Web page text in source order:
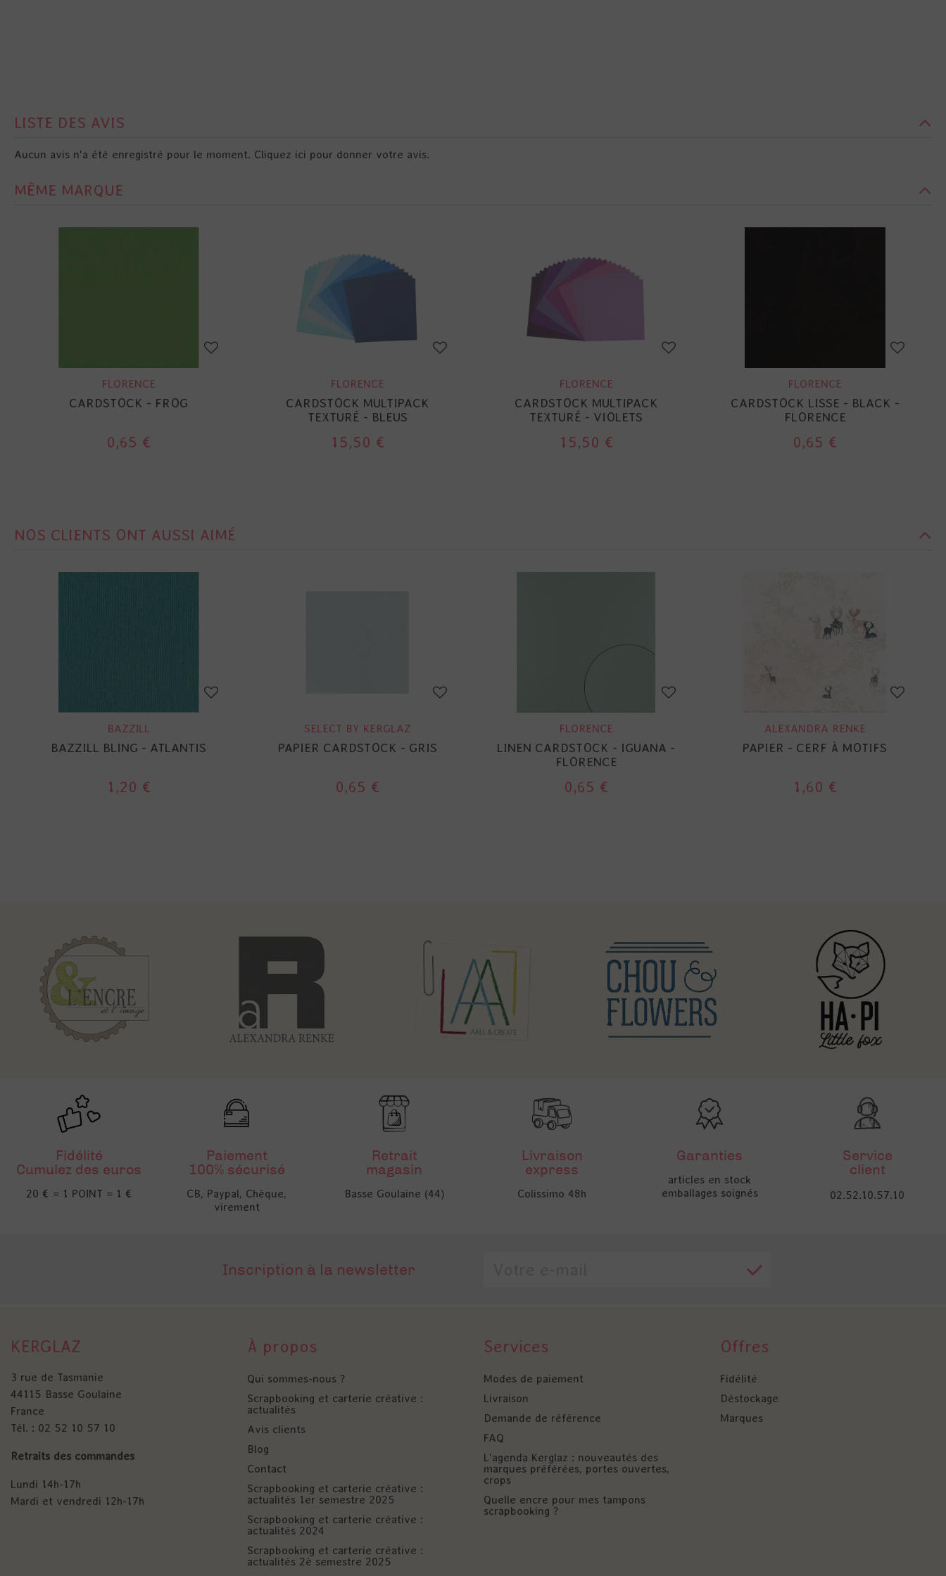
LISTE DES AVIS
Aucun avis n'a été enregistré pour le moment. Cliquez ici pour donner votre avis.
MÊME MARQUE
FLORENCE
CARDSTOCK - FROG
0,65 €
FLORENCE
CARDSTOCK MULTIPACK
TEXTURÉ - BLEUS
15,50 €
FLORENCE
CARDSTOCK MULTIPACK
TEXTURÉ - VIOLETS
15,50 €
FLORENCE
CARDSTOCK LISSE - BLACK -
FLORENCE
0,65 €
NOS CLIENTS ONT AUSSI AIMÉ
BAZZILL
BAZZILL BLING - ATLANTIS
1,20 €
SELECT BY KERGLAZ
PAPIER CARDSTOCK - GRIS
0,65 €
FLORENCE
LINEN CARDSTOCK - IGUANA -
FLORENCE
0,65 €
ALEXANDRA RENKE
PAPIER - CERF À MOTIFS
1,60 €
Fidélité
Cumulez des euros
20 € = 1 POINT = 1 €
Paiement
100% sécurisé
CB, Paypal, Chèque,
virement
Retrait
magasin
Basse Goulaine (44)
Livraison
express
Colissimo 48h
Garanties
articles en stock
emballages soignés
Service
client
02.52.10.57.10
Inscription à la newsletter
KERGLAZ
3 rue de Tasmanie
44115 Basse Goulaine
France
Tél. : 02 52 10 57 10
Retraits des commandes
Lundi 14h-17h
Mardi et vendredi 12h-17h
À propos
Qui sommes-nous ?
Scrapbooking et carterie créative :
actualités
Avis clients
Blog
Contact
Scrapbooking et carterie créative :
actualités 1er semestre 2025
Scrapbooking et carterie créative :
actualités 2024
Scrapbooking et carterie créative :
actualités 2è semestre 2025
Services
Modes de paiement
Livraison
Demande de référence
FAQ
L'agenda Kerglaz : nouveautés des
marques préférées, portes ouvertes,
crops
Quelle encre pour mes tampons
scrapbooking ?
Offres
Fidélité
Déstockage
Marques